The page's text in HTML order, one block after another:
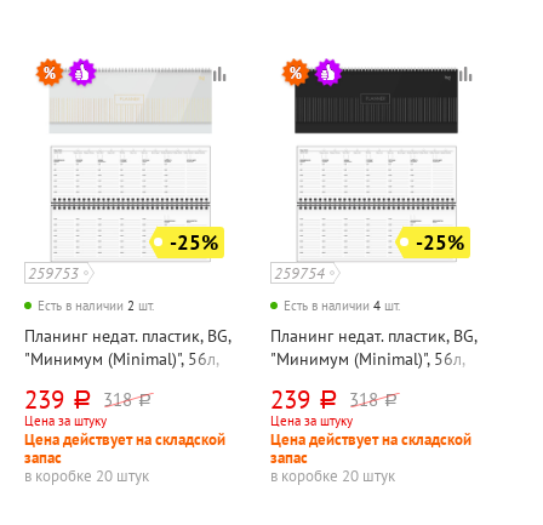
-25%
259753
Есть в наличии 2 шт.
Планинг недат. пластик, BG,
"Минимум (Minimal)", 56л,
спирали(гребне), белый,
белый блок, отд. фольгой
239 руб. 318 руб.
Цена за штуку
Цена действует на складской
запас
в коробке 20 штук
-25%
259754
Есть в наличии 4 шт.
Планинг недат. пластик, BG,
"Минимум (Minimal)", 56л,
спирали(гребне), черный,
белый блок, отд. фольгой
239 руб. 318 руб.
Цена за штуку
Цена действует на складской
запас
в коробке 20 штук